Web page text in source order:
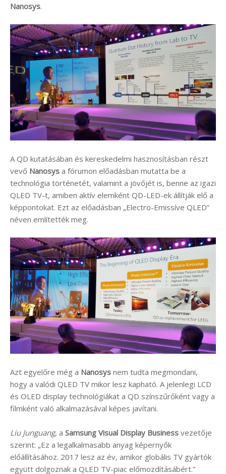
Nanosys.
A QD kutatásában és kereskedelmi hasznosításban részt
vevő Nanosys a fórumon előadásban mutatta be a
technológia történetét, valamint a jövőjét is, benne az igazi
QLED TV-t, amiben aktív elemként QD-LED-ek állítják elő a
képpontokat. Ezt az előadásban „Electro-Emissíve QLED”
néven említették meg.
Azt egyelőre még a Nanosys nem tudta megmondani,
hogy a valódi QLED TV mikor lesz kapható. A jelenlegi LCD
és OLED display technológiákat a QD színszűrőként vagy a
filmként való alkalmazásával képes javítani.
Liu Junguang, a Samsung Visual Display Business vezetője
szerint: „Ez a legalkalmasabb anyag képernyők
előállításához. 2017 lesz az év, amikor globális TV gyártók
együtt dolgoznak a QLED TV-piac előmozdításábért.”